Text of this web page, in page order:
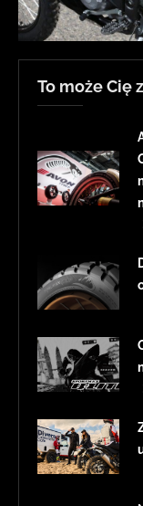
To może Cię